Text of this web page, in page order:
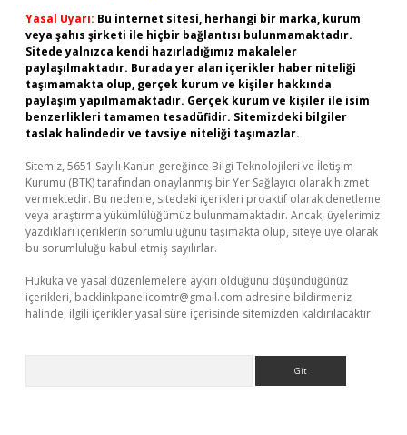
Yasal Uyarı: Bu internet sitesi, herhangi bir marka, kurum
veya şahıs şirketi ile hiçbir bağlantısı bulunmamaktadır.
Sitede yalnızca kendi hazırladığımız makaleler
paylaşılmaktadır. Burada yer alan içerikler haber niteliği
taşımamakta olup, gerçek kurum ve kişiler hakkında
paylaşım yapılmamaktadır. Gerçek kurum ve kişiler ile isim
benzerlikleri tamamen tesadüfidir. Sitemizdeki bilgiler
taslak halindedir ve tavsiye niteliği taşımazlar.
Sitemiz, 5651 Sayılı Kanun gereğince Bilgi Teknolojileri ve İletişim
Kurumu (BTK) tarafından onaylanmış bir Yer Sağlayıcı olarak hizmet
vermektedir. Bu nedenle, sitedeki içerikleri proaktif olarak denetleme
veya araştırma yükümlülüğümüz bulunmamaktadır. Ancak, üyelerimiz
yazdıkları içeriklerin sorumluluğunu taşımakta olup, siteye üye olarak
bu sorumluluğu kabul etmiş sayılırlar.
Hukuka ve yasal düzenlemelere aykırı olduğunu düşündüğünüz
içerikleri, backlinkpanelicomtr@gmail.com adresine bildirmeniz
halinde, ilgili içerikler yasal süre içerisinde sitemizden kaldırılacaktır.